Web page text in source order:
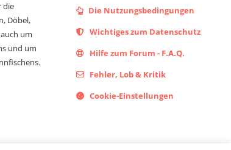
die
Döbel,
um
und um
Die Nutzungsbedingungen
Wichtiges zum Datenschutz
Hilfe zum Forum - F.A.Q.
Fehler, Lob & Kritik
Cookie-Einstellungen